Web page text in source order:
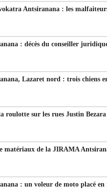
Antsiranana : les
: décès du conseiller
Lazaret nord : trois chiens
roulotte sur les rues Justin
matériaux de la JIRAMA
: un voleur de moto placé en